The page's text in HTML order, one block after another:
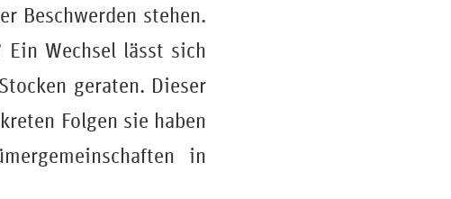
Beschwerden stehen.
Wechsel lässt sich
geraten. Dieser
Folgen sie haben
in